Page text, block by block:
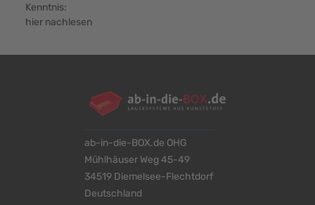
Kenntnis:
hier nachlesen
ab-in-die-BOX.de OHG
Mühlhäuser Weg 45-49
34519 Diemelsee-Flechtdorf
Deutschland